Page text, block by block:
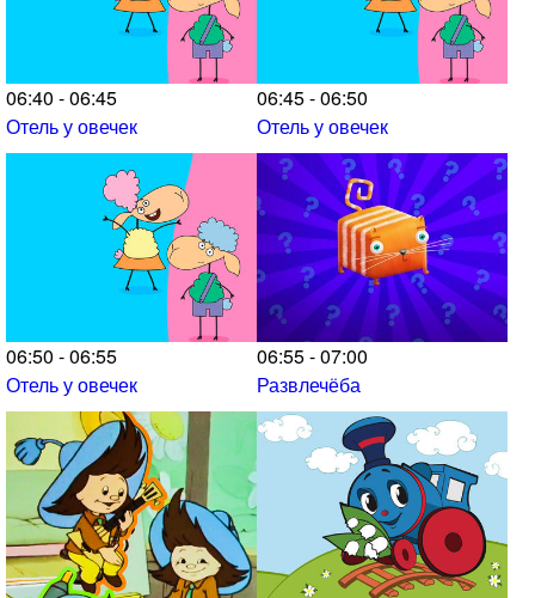
06:40 - 06:45
Отель у овечек
06:45 - 06:50
Отель у овечек
06:50 - 06:55
Отель у овечек
06:55 - 07:00
Развлечёба